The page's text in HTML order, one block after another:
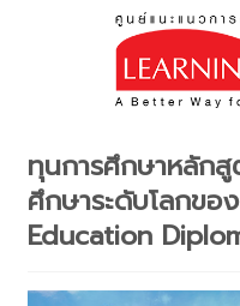
ทุนการศึกษาหลักสู
ศึกษาระดับโลกขอ
Education